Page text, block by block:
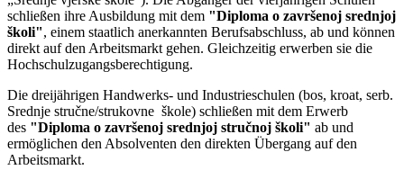
schließen ihre Ausbildung mit dem "Diploma o završenoj srednjoj
školi", einem staatlich anerkannten Berufsabschluss, ab und können
direkt auf den Arbeitsmarkt gehen. Gleichzeitig erwerben sie die
Hochschulzugangsberechtigung.
Die dreijährigen Handwerks- und Industrieschulen (bos, kroat, serb.
Srednje stručne/strukovne škole) schließen mit dem Erwerb
des "Diploma o završenoj srednjoj stručnoj školi" ab und
ermöglichen den Absolventen den direkten Übergang auf den
Arbeitsmarkt.